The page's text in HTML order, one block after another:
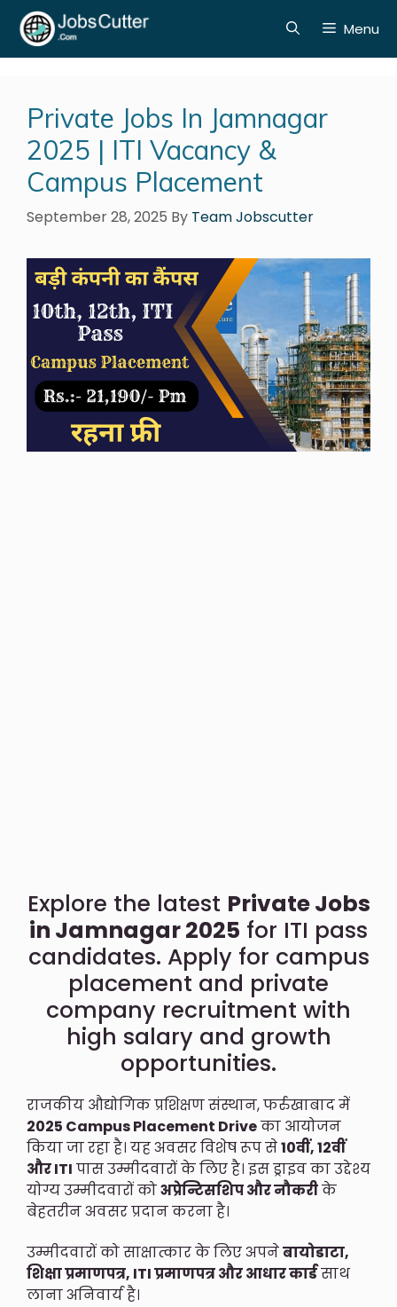
Menu
Private Jobs In Jamnagar
2025 | ITI Vacancy &
Campus Placement
September 28, 2025 By Team Jobscutter
Explore the latest Private Jobs
in Jamnagar 2025 for ITI pass
candidates. Apply for campus
placement and private
company recruitment with
high salary and growth
opportunities.
राजकीय औद्योगिक प्रशिक्षण संस्थान, फर्रुखाबाद में
2025 Campus Placement Driveका आयोजन
किया जा रहा है। यह अवसर विशेष रूप से10वीं, 12वीं
और ITI पास उम्मीदवारों के लिए है। इस ड्राइव का उद्देश्य
योग्य उम्मीदवारों कोअप्रेन्टिसशिप और नौकरीके
बेहतरीन अवसर प्रदान करना है।
उम्मीदवारों को साक्षात्कार के लिए अपनेबायोडाटा,
शिक्षा प्रमाणपत्र, ITI प्रमाणपत्र और आधार कार्डसाथ
लाना अनिवार्य है।